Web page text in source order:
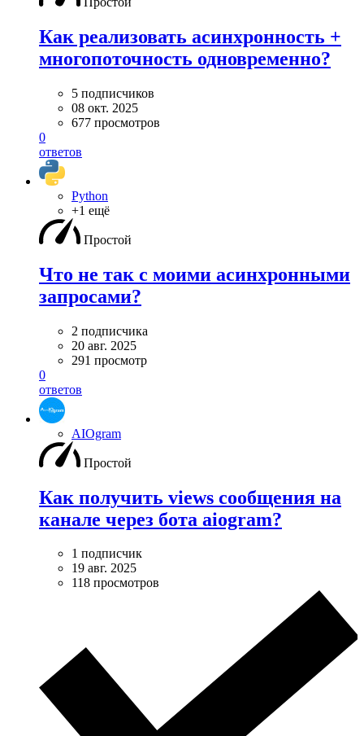
Как реализовать асинхронность +
многопоточность одновременно?
5 подписчиков
08 окт. 2025
677 просмотров
0
ответов
Python
+1 ещё
Простой
Что не так с моими асинхронными
запросами?
2 подписчика
20 авг. 2025
291 просмотр
0
ответов
AIOgram
Простой
Как получить views сообщения на
канале через бота aiogram?
1 подписчик
19 авг. 2025
118 просмотров